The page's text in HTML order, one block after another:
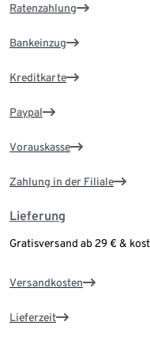
Ratenzahlung
Bankeinzug
Kreditkarte
Paypal
Vorauskasse
Zahlung in der Filiale
Lieferung
Gratisversand ab 29 € &
Versandkosten
Lieferzeit